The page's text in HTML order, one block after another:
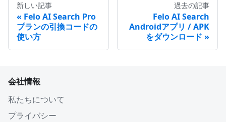
新しい記事
Felo AI Search Pro
プランの引換コードの
使い方
過去の記事
Felo AI Search
Androidアプリ / APK
をダウンロード
会社情報
私たちについて
プライバシー